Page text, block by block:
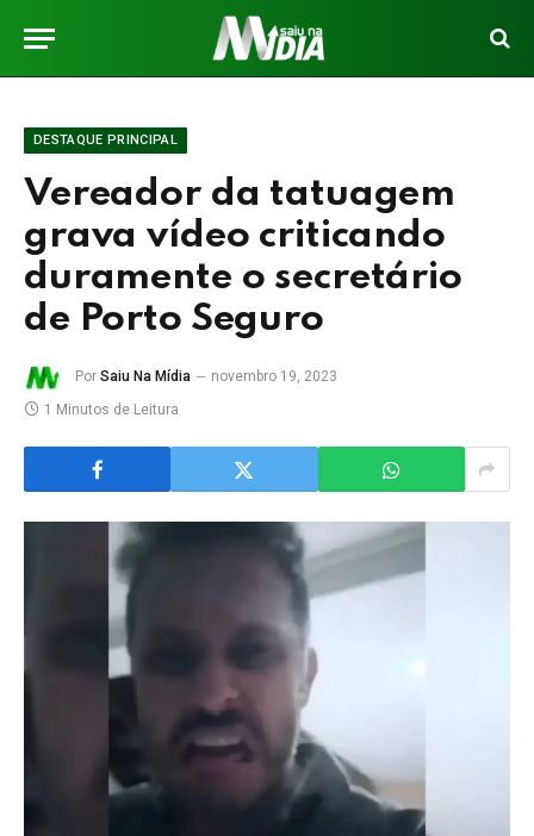
DESTAQUE PRINCIPAL
Vereador da tatuagem
grava vídeo criticando
duramente o secretário
de Porto Seguro
Por Saiu Na Mídia
novembro 19, 2023
1 Minutos de Leitura